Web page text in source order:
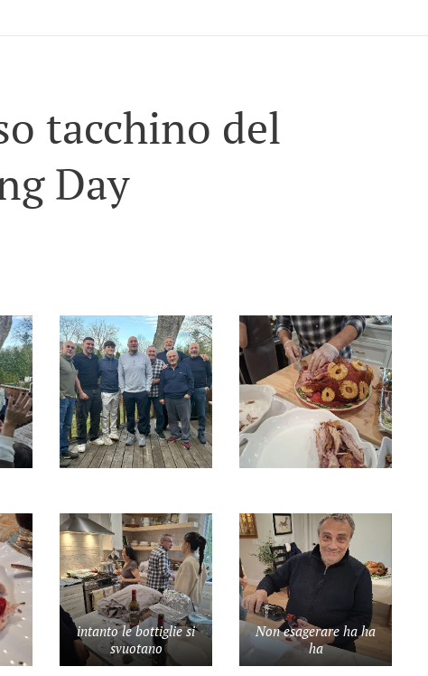
tacchino del
Day
intanto le bottiglie si
svuotano
Non esagerare ha ha
ha